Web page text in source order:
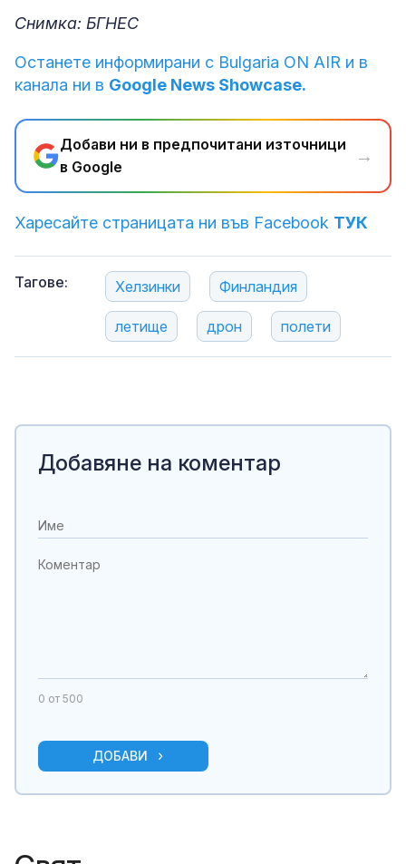
Снимка: БГНЕС
Останете информирани с Bulgaria ON AIR и в
канала ни в Google News Showcase.
Добави ни в предпочитани източници
в Google
→
Харесайте страницата ни във Facebook ТУК
Тагове: Хелзинки Финландия
летище дрон полети
Добавяне на коментар
0 от 500
ДОБАВИ